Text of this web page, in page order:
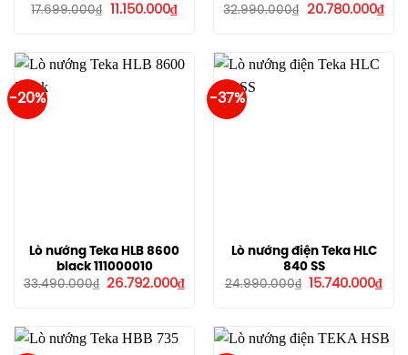
17.699.000₫
Giá
11.150.000₫Giá
hiện
11.150.000₫.
32.990.000₫
Giá
20.780.000₫Giá
-20%
Lò nướng Teka HLB 8600
black 111000010
33.490.000₫
Giá
26.792.000₫Giá
hiện
26.792.000₫.
-37%
Lò nướng điện Teka HLC
840 SS
24.990.000₫ Giá
15.740.000₫Giá
hiện